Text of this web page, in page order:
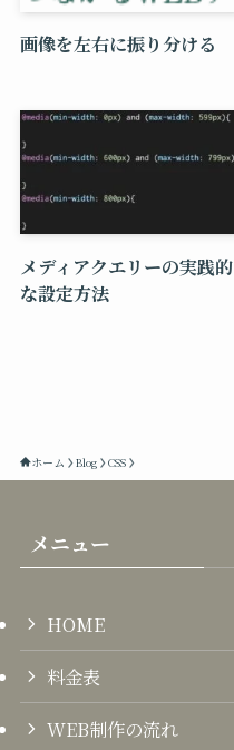
画像を左右に振り分ける
メディアクエリーの実践的
な設定方法
ホーム Blog CSS
メニュー
HOME
料金表
WEB制作の流れ